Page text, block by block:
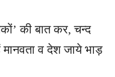
की बात कर, चन्द
व देश जाये भाड़